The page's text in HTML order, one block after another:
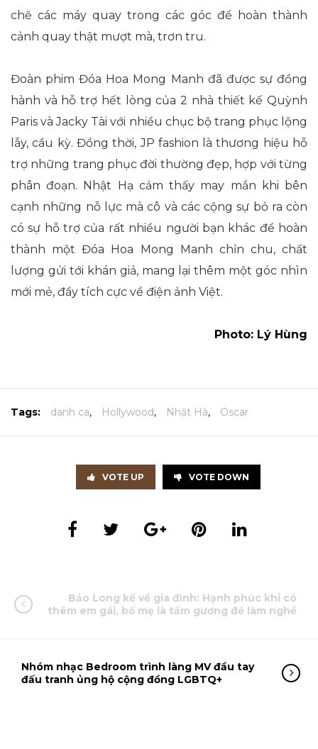
chẽ các máy quay trong các góc để hoàn thành
cảnh quay thật mượt mà, trơn tru.
Đoàn phim Đóa Hoa Mong Manh đã được sự đồng
hành và hỗ trợ hết lòng của 2 nhà thiết kế Quỳnh
Paris và Jacky Tài với nhiều chục bộ trang phục lộng
lẫy, cầu kỳ. Đồng thời, JP fashion là thương hiệu hỗ
trợ những trang phục đời thường đẹp, hợp với từng
phân đoạn. Nhật Hạ cảm thấy may mắn khi bên
cạnh những nỗ lực mà cô và các cộng sự bỏ ra còn
có sự hỗ trợ của rất nhiều người bạn khác để hoàn
thành một Đóa Hoa Mong Manh chỉn chu, chất
lượng gửi tới khán giả, mang lại thêm một góc nhìn
mới mẻ, đầy tích cực về điện ảnh Việt.
Photo: Lý Hùng
Tags: danh ca, Hollywood, Nhật Hà, Oscar
VOTE UP VOTE DOWN
Bảo Long kể về gia đình: Hạnh phúc khi có
thêm em gái, bố mẹ là tấm gương để làm nghề
Nhóm nhạc Bedroom trình làng MV đầu tay
đấu tranh ủng hộ cộng đồng LGBTQ+